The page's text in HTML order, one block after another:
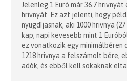
Jelenleg 1 Euró már 36.7 hrivnyát
hrivnyát. Ez azt jelenti, hogy
nyugdíjasnak, aki 1000 hrivnya
kap, napi kevesebb mint 1
ez vonatkozik egy minimálbéren
1218 hrivnya a felszámolt bére,
adók, és ebből kell sokaknak